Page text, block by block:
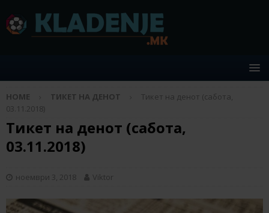
HOME ТИКЕТ НА ДЕНОТ
Тикет на денот (сабота,
03.11.2018)
Тикет на денот (сабота,
03.11.2018)
ноември 3, 2018 Viktor